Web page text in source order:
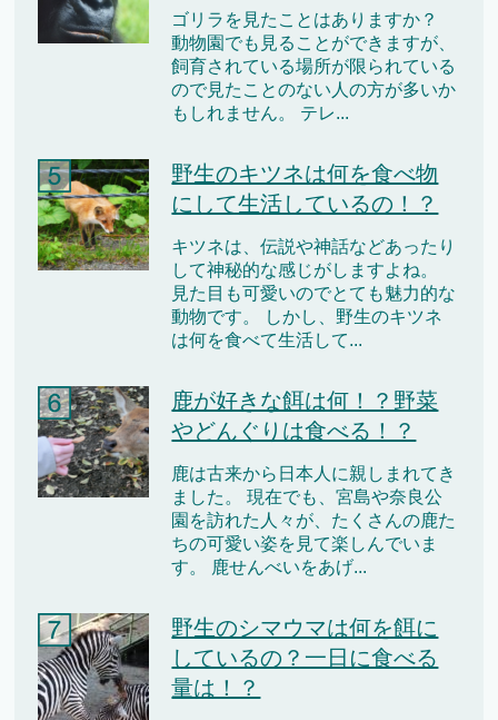
ゴリラを見たことはありますか？
動物園でも見ることができますが、
飼育されている場所が限られている
ので見たことのない人の方が多いか
もしれません。 テレ...
野生のキツネは何を食べ物
にして生活しているの！？
キツネは、伝説や神話などあったり
して神秘的な感じがしますよね。
見た目も可愛いのでとても魅力的な
動物です。 しかし、野生のキツネ
は何を食べて生活して...
鹿が好きな餌は何！？野菜
やどんぐりは食べる！？
鹿は古来から日本人に親しまれてき
ました。 現在でも、宮島や奈良公
園を訪れた人々が、たくさんの鹿た
ちの可愛い姿を見て楽しんでいま
す。 鹿せんべいをあげ...
野生のシマウマは何を餌に
しているの？一日に食べる
量は！？